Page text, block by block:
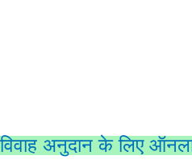
अनुदान के लिए